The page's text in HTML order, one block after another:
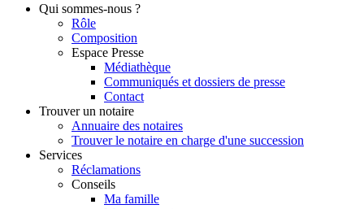
Qui sommes-nous ?
Rôle
Composition
Espace Presse
Médiathèque
Communiqués et dossiers de presse
Contact
Trouver un notaire
Annuaire des notaires
Trouver le notaire en charge d'une succession
Services
Réclamations
Conseils
Ma famille